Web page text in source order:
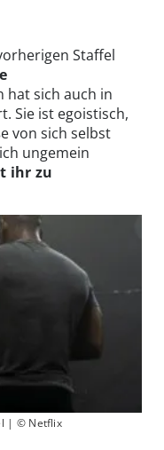
Staffel
hat sich auch in
Sie ist egoistisch,
von sich selbst
ungemein
ihr zu
| © Netflix